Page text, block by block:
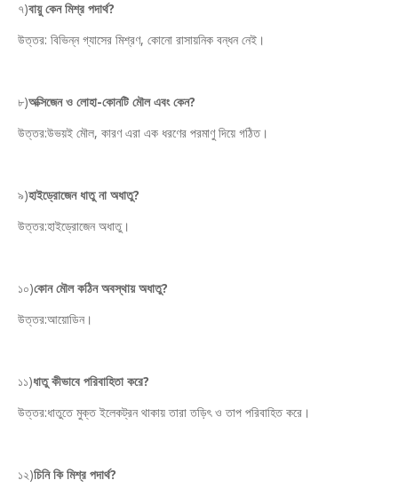
৭)বায়ু কেন মিশ্র পদার্থ?
উত্তর: বিভিন্ন গ্যাসের মিশ্রণ, কোনো রাসায়নিক বন্ধন নেই।
৮)অক্সিজেন ও লোহা-কোনটি মৌল এবং কেন?
উত্তর:উভয়ই মৌল, কারণ এরা এক ধরণের পরমাণু দিয়ে গঠিত।
৯)হাইড্রোজেন ধাতু না অধাতু?
উত্তর:হাইড্রোজেন অধাতু।
১০)কোন মৌল কঠিন অবস্থায় অধাতু?
উত্তর:আয়োডিন।
১১)ধাতু কীভাবে পরিবাহিতা করে?
উত্তর:ধাতুতে মুক্ত ইলেকট্রন থাকায় তারা তড়িৎ ও তাপ পরিবাহিত করে।
১২)চিনি কি মিশ্র পদার্থ?